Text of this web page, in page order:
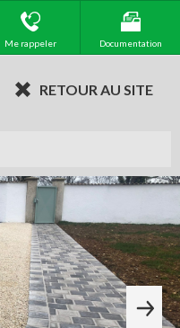
Me rappeler Documentation
RETOUR AU SITE